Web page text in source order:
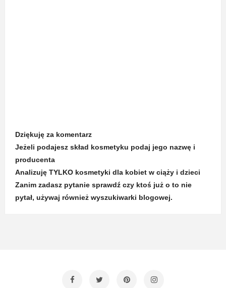
Dziękuję za komentarz
Jeżeli podajesz skład kosmetyku podaj jego nazwę i
producenta
Analizuję TYLKO kosmetyki dla kobiet w ciąży i dzieci
Zanim zadasz pytanie sprawdź czy ktoś już o to nie
pytał, używaj również wyszukiwarki blogowej.